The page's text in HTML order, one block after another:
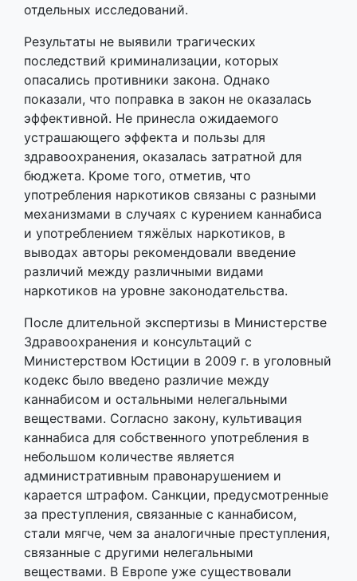
отдельных исследований.
Результаты не выявили трагических
последствий криминализации, которых
опасались противники закона. Однако
показали, что поправка в закон не оказалась
эффективной. Не принесла ожидаемого
устрашающего эффекта и пользы для
здравоохранения, оказалась затратной для
бюджета. Кроме того, отметив, что
употребления наркотиков связаны с разными
механизмами в случаях с курением каннабиса
и употреблением тяжёлых наркотиков, в
выводах авторы рекомендовали введение
различий между различными видами
наркотиков на уровне законодательства.
После длительной экспертизы в Министерстве
Здравоохранения и консультаций с
Министерством Юстиции в 2009 г. в уголовный
кодекс было введено различие между
каннабисом и остальными нелегальными
веществами. Согласно закону, культивация
каннабиса для собственного употребления в
небольшом количестве является
административным правонарушением и
карается штрафом. Санкции, предусмотренные
за преступления, связанные с каннабисом,
стали мягче, чем за аналогичные преступления,
связанные с другими нелегальными
веществами. В Европе уже существовали